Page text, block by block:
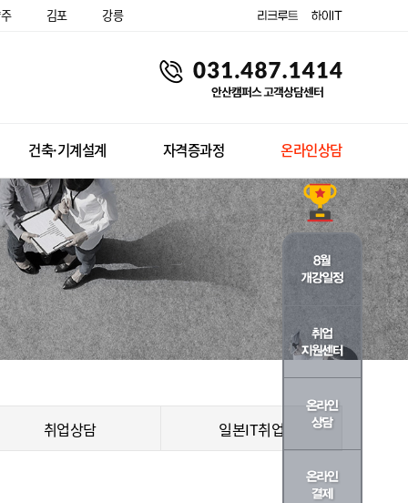
김포 강릉
건축·기계설계 자격증과정 온라인상담
취업상담 일본IT취업